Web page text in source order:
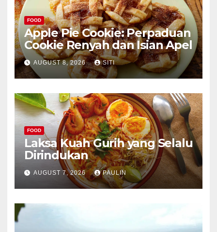
FOOD
Apple Pie Cookie: Perpaduan
Cookie Renyah dan Isian Apel
AUGUST 8, 2026 SITI
FOOD
Laksa Kuah Gurih yang Selalu
Dirindukan
AUGUST 7, 2026 PAULIN